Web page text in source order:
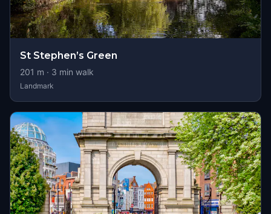
St Stephen’s Green
201 m · 3 min walk
Landmark